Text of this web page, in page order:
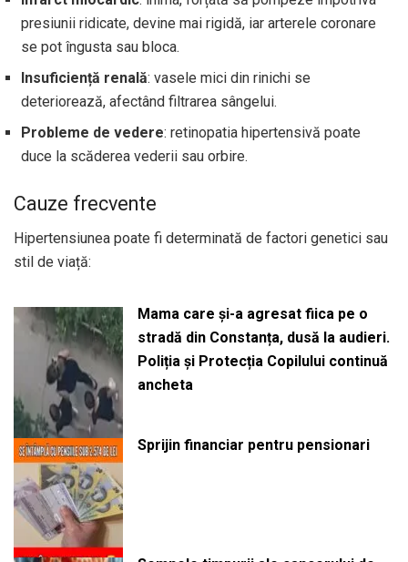
presiunii ridicate, devine mai rigidă, iar arterele coronare
se pot îngusta sau bloca.
Insuficiență renală: vasele mici din rinichi se
deteriorează, afectând filtrarea sângelui.
Probleme de vedere: retinopatia hipertensivă poate
duce la scăderea vederii sau orbire.
Cauze frecvente
Hipertensiunea poate fi determinată de factori genetici sau
stil de viață:
Mama care și-a agresat fiica pe o
stradă din Constanța, dusă la audieri.
Poliția și Protecția Copilului continuă
ancheta
Sprijin financiar pentru pensionari